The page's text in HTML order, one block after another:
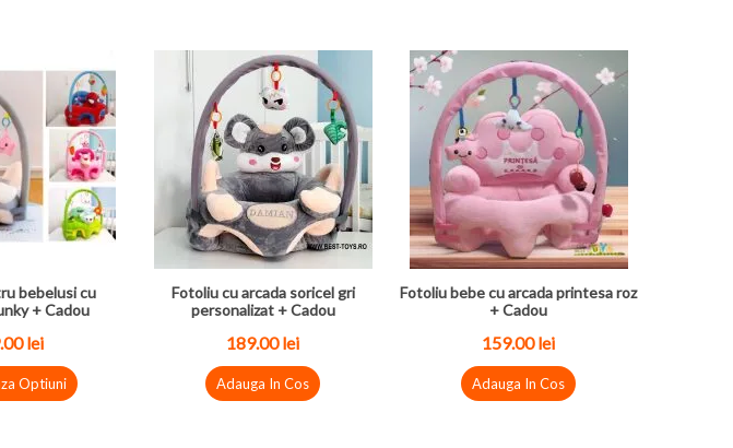
bebelusi cu
+ Cadou
lei
Optiuni
Fotoliu cu arcada soricel gri
personalizat + Cadou
189.00 lei
Adauga In Cos
Fotoliu bebe cu arcada printesa roz
+ Cadou
159.00 lei
Adauga In Cos